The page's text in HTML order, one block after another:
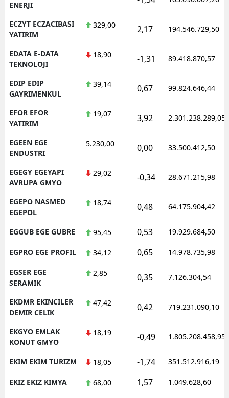
ENERJI
ECZYT ECZACIBASI
YATIRIM
329,00 2,17 194.546.729,50
EDATA E-DATA
TEKNOLOJI
18,90 -1,31 89.418.870,57
EDIP EDIP
GAYRIMENKUL
39,14 0,67 99.824.646,44
EFOR EFOR
YATIRIM
19,07 3,92 2.301.238.289,05
EGEEN EGE
ENDUSTRI
5.230,00 0,00 33.500.412,50
EGEGY EGEYAPI
AVRUPA GMYO
29,02 -0,34 28.671.215,98
EGEPO NASMED
EGEPOL
18,74 0,48 64.175.904,42
EGGUB EGE GUBRE 95,45 0,53 19.929.684,50
EGPRO EGE PROFIL 34,12 0,65 14.978.735,98
EGSER EGE
SERAMIK
2,85 0,35 7.126.304,54
EKDMR EKINCILER
DEMIR CELIK
47,42 0,42 719.231.090,10
EKGYO EMLAK
KONUT GMYO
18,19 -0,49 1.805.208.458,95
EKIM EKIM TURIZM 18,05 -1,74 351.512.916,19
EKIZ EKIZ KIMYA 68,00 1,57 1.049.628,60